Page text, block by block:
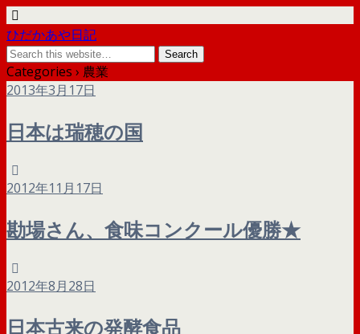
ひだかあや日記
Categories › 農業
2013年3月17日
日本は瑞穂の国
2012年11月17日
勘場さん、食味コンクール優勝★
2012年8月28日
日本古来の発酵食品